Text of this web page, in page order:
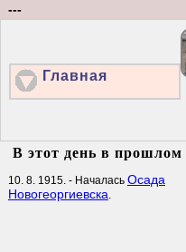
---
Главная
В этот день в прошлом
10. 8. 1915. - Началась Осада
Новогеоргиевска.